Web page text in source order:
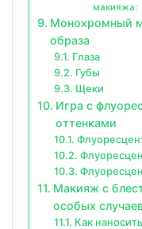
макияжа:
Монохромный
образа
Глаза
Губы
Щеки
Игра с
оттенками
Макияж с
особых
Как